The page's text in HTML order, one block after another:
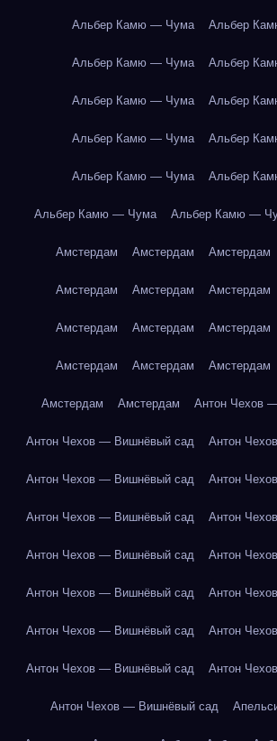
Альбер Камю — Чума Альбер
Альбер Камю — Чума Альбер
Альбер Камю — Чума Альбер
Альбер Камю — Чума Альбер
Альбер Камю — Чума Альбер
Альбер Камю — Чума Альбер Камю —
Амстердам Амстердам Амстердам
Амстердам Амстердам Амстердам
Амстердам Амстердам Амстердам
Амстердам Амстердам Амстердам
Амстердам Амстердам Антон Чехов
Антон Чехов — Вишнёвый сад Антон
Антон Чехов — Вишнёвый сад Антон
Антон Чехов — Вишнёвый сад Антон
Антон Чехов — Вишнёвый сад Антон
Антон Чехов — Вишнёвый сад Антон
Антон Чехов — Вишнёвый сад Антон
Антон Чехов — Вишнёвый сад Антон
Антон Чехов — Вишнёвый сад